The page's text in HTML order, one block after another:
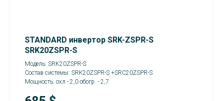
STANDARD инвертор SRK-ZSPR-S
SRK20ZSPR-S
Модель: SRK20ZSPR-S
Состав системы: SRK20ZSPR-S +SRC20ZSPR-S
Мощность: охл - 2,0 обогр. - 2,7